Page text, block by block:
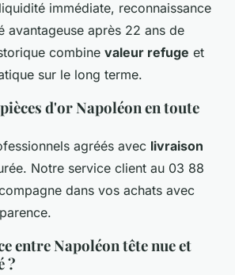
immédiate, reconnaissance
avantageuse après 22 ans de
combine valeur refuge et
sur le long terme.
d'or Napoléon en toute
agréés avec livraison
Notre service client au 03 88
dans vos achats avec
entre Napoléon tête nue et
?